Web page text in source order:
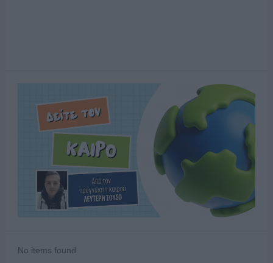
No items found.